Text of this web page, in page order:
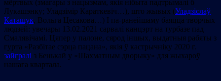
мёртвых (змагары з нацызмам, якія нібыта падтрымалі б
Лукашэнку; Уладзімір Караткевіч…), што жывых (Уладзіслаў
Каташук, Вольга Цесакова…) І па-ранейшаму баяцца творчых
людзей: увечары 13.02.2021 сарвалі канцэрт на турбазе пад
Смалявічамі. Цяпер у палоне, сярод іншых, выдатныя рабяты з
гурта «Разбітае сэрца пацана», якія ў кастрычніку 2020 г.
зайгралі з Бенькай у «Шахматным дворыку» для жыхароў
нашага квартала.